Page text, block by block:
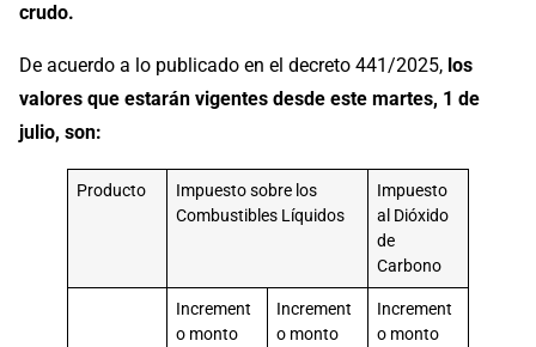
crudo.
De acuerdo a lo publicado en el decreto 441/2025, los
valores que estarán vigentes desde este martes, 1 de
julio, son:
Producto
Impuesto sobre los
Combustibles Líquidos
Impuesto
al Dióxido
de
Carbono
Increment
o monto
Increment
o monto
Increment
o monto